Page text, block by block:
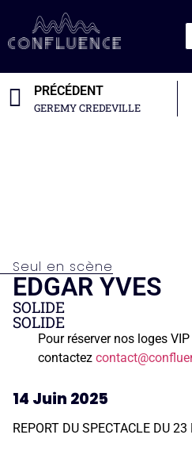
PRÉCÉDENT
GEREMY CREDEVILLE
Seul en scène
EDGAR YVES
SOLIDE
SOLIDE
Pour réserver nos loges VIP
contactez
14 Juin 2025
REPORT DU SPECTACLE DU